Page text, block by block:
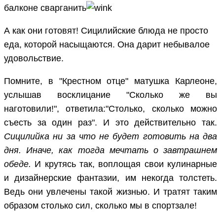
балконе сварганить
А как они готовят! Сицилийские блюда не просто
еда, которой насыщаются. Она дарит небывалое
удовольствие.
Помните, в "Крестном отце" матушка Карлеоне,
услышав восклицание "Сколько же вы
наготовили!", ответила:"Столько, сколько можно
съесть за один раз". И это действительно так.
Сицилийка ни за что не будет готовить на два
дня. Иначе, как тогда мечтать о завтрашнем
обеде. И крутясь так, воплощая свои кулинарные
и дизайнерские фантазии, им некогда толстеть.
Ведь они увлечены такой жизнью. И тратят таким
образом столько сил, сколько мы в спортзале!